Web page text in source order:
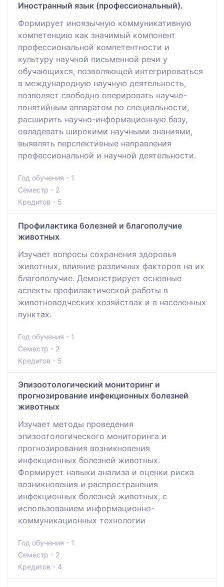
Иностранный язык (профессиональный).
Формирует иноязычную коммуникативную
компетенцию как значимый компонент
профессиональной компетентности и
культуру научной письменной речи у
обучающихся, позволяющей интегрироваться
в международную научную деятельность,
позволяет свободно оперировать научно-
понятийным аппаратом по специальности,
расширить научно-информационную базу,
овладевать широкими научными знаниями,
выявлять перспективные направления
профессиональной и научной деятельности.
Год обучения - 1
Семестр - 2
Кредитов - 5
Профилактика болезней и благополучие
животных
Изучает вопросы сохранения здоровья
животных, влияние различных факторов на их
благополучие. Демонстрирует основные
аспекты профилактической работы в
животноводческих хозяйствах и в населенных
пунктах.
Год обучения - 1
Семестр - 2
Кредитов - 5
Эпизоотологический мониторинг и
прогнозирование инфекционных болезней
животных
Изучает методы проведения
эпизоотологического мониторинга и
прогнозирования возникновения
инфекционных болезней животных.
Формирует навыки анализа и оценки риска
возникновения и распространения
инфекционных болезней животных, с
использованием информационно-
коммуникационных технологии
Год обучения - 1
Семестр - 2
Кредитов - 4